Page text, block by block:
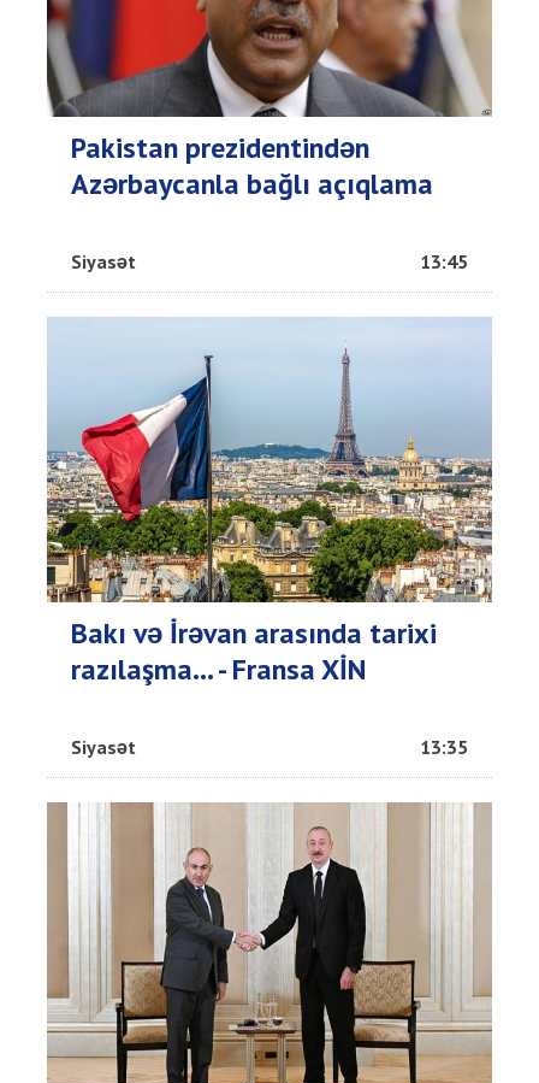
Pakistan prezidentindən
Azərbaycanla bağlı açıqlama
Siyasət 13:45
Bakı və İrəvan arasında tarixi
razılaşma... - Fransa XİN
Siyasət 13:35